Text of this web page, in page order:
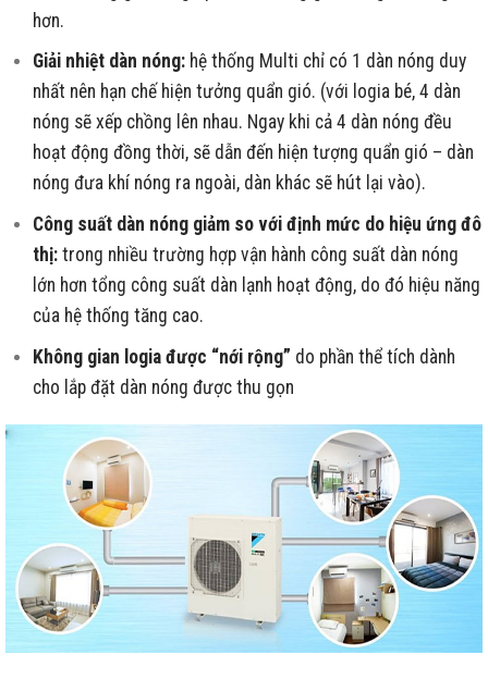
hơn.
Giải nhiệt dàn nóng: hệ thống Multi chỉ có 1 dàn nóng duy
nhất nên hạn chế hiện tưởng quẩn gió. (với logia bé, 4 dàn
nóng sẽ xếp chồng lên nhau. Ngay khi cả 4 dàn nóng đều
hoạt động đồng thời, sẽ dẫn đến hiện tượng quẩn gió – dàn
nóng đưa khí nóng ra ngoài, dàn khác sẽ hút lại vào).
Công suất dàn nóng giảm so với định mức do hiệu ứng đô
thị: trong nhiều trường hợp vận hành công suất dàn nóng
lớn hơn tổng công suất dàn lạnh hoạt động, do đó hiệu năng
của hệ thống tăng cao.
Không gian logia được “nới rộng” do phần thể tích dành
cho lắp đặt dàn nóng được thu gọn